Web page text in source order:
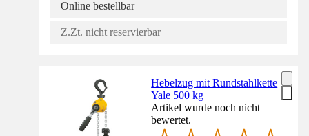
Online bestellbar
Z.Zt. nicht reservierbar
Hebelzug mit Rundstahlkette
Yale 500 kg
Artikel wurde noch nicht
bewertet.